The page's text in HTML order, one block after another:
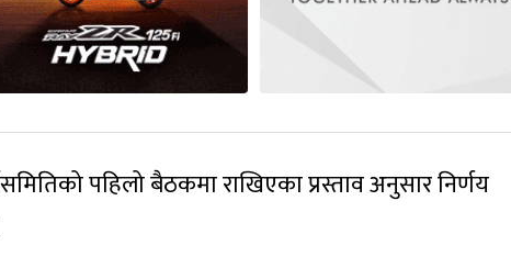
पहिलो बैठकमा राखिएका प्रस्ताव अनुसार निर्णय